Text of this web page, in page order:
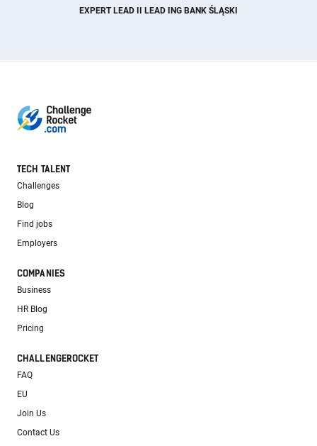
EXPERT LEAD II LEAD ING BANK ŚLĄSKI
TECH TALENT
Challenges
Blog
Find jobs
Employers
COMPANIES
Business
HR Blog
Pricing
CHALLENGEROCKET
FAQ
EU
Join Us
Contact Us